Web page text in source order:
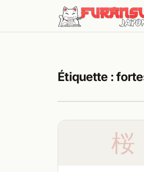
Aller au contenu
Étiquette :
桜